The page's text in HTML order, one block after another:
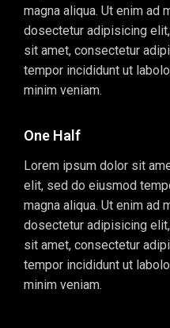
magna aliqua. Ut enim ad
dosectetur adipisicing
sit amet, consectetur
tempor incididunt ut
minim veniam.
One Half
Lorem ipsum dolor sit
elit, sed do eiusmod
magna aliqua. Ut enim ad
dosectetur adipisicing
sit amet, consectetur
tempor incididunt ut
minim veniam.